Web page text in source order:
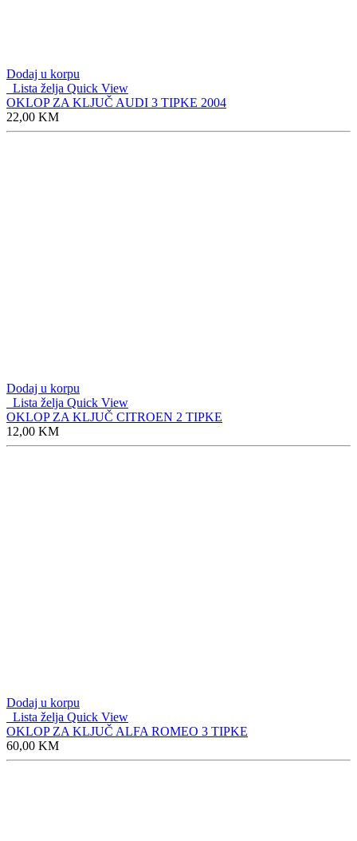
Dodaj u korpu
Lista želja Quick View
OKLOP ZA KLJUČ AUDI 3 TIPKE 2004
22,00 KM
Dodaj u korpu
Lista želja Quick View
OKLOP ZA KLJUČ CITROEN 2 TIPKE
12,00 KM
Dodaj u korpu
Lista želja Quick View
OKLOP ZA KLJUČ ALFA ROMEO 3 TIPKE
60,00 KM